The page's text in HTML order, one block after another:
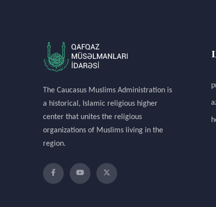
The Caucasus Muslims Administration is
a historical, Islamic religious higher
center that unites the religious
organizations of Muslims living in the
region.